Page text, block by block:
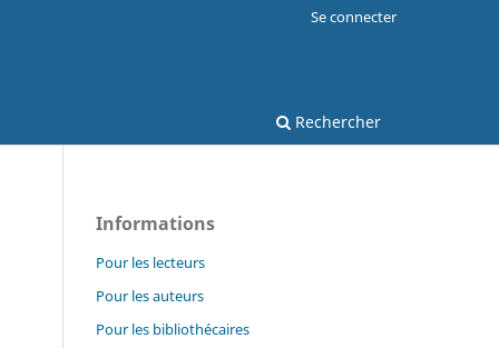
Rechercher
Se connecter
Informations
Pour les lecteurs
Pour les auteurs
Pour les bibliothécaires